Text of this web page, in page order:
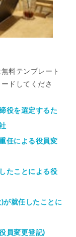
料テンプレート
ドしてくださ
役を選定するた
任による役員変
たことによる役
が就任したことに
員変更登記)